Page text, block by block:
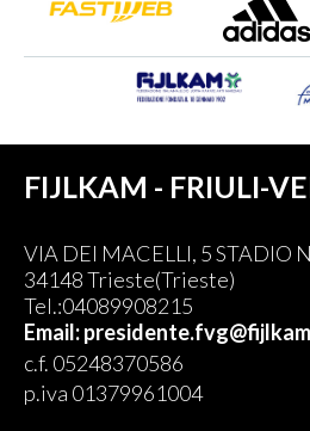
FIJLKAM - FRIULI-
VIA DEI MACELLI, 5 STADIO
34148 Trieste(Trieste)
Tel.:04089908215
Email:
c.f. 05248370586
p.iva 01379961004